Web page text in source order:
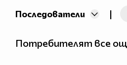
Последователи |
Потребителят все